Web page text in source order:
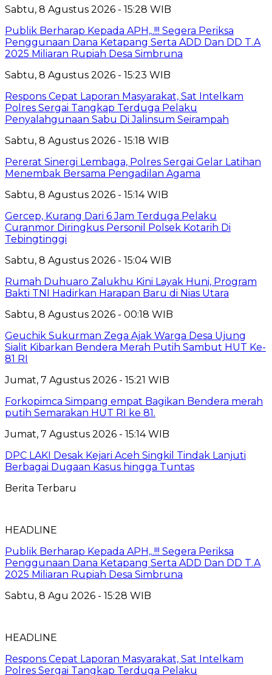
Sabtu, 8 Agustus 2026 - 15:28 WIB
Publik Berharap Kepada APH,..!!! Segera Periksa
Penggunaan Dana Ketapang Serta ADD Dan DD T.A
2025 Miliaran Rupiah Desa Simbruna
Sabtu, 8 Agustus 2026 - 15:23 WIB
Respons Cepat Laporan Masyarakat, Sat Intelkam
Polres Sergai Tangkap Terduga Pelaku
Penyalahgunaan Sabu Di Jalinsum Seirampah
Sabtu, 8 Agustus 2026 - 15:18 WIB
Pererat Sinergi Lembaga, Polres Sergai Gelar Latihan
Menembak Bersama Pengadilan Agama
Sabtu, 8 Agustus 2026 - 15:14 WIB
Gercep, Kurang Dari 6 Jam Terduga Pelaku
Curanmor Diringkus Personil Polsek Kotarih Di
Tebingtinggi
Sabtu, 8 Agustus 2026 - 15:04 WIB
Rumah Duhuaro Zalukhu Kini Layak Huni, Program
Bakti TNI Hadirkan Harapan Baru di Nias Utara
Sabtu, 8 Agustus 2026 - 00:18 WIB
Geuchik Sukurman Zega Ajak Warga Desa Ujung
Sialit Kibarkan Bendera Merah Putih Sambut HUT Ke-
81 RI
Jumat, 7 Agustus 2026 - 15:21 WIB
Forkopimca Simpang empat Bagikan Bendera merah
putih Semarakan HUT RI ke 81.
Jumat, 7 Agustus 2026 - 15:14 WIB
DPC LAKI Desak Kejari Aceh Singkil Tindak Lanjuti
Berbagai Dugaan Kasus hingga Tuntas
Berita Terbaru
HEADLINE
Publik Berharap Kepada APH,..!!! Segera Periksa
Penggunaan Dana Ketapang Serta ADD Dan DD T.A
2025 Miliaran Rupiah Desa Simbruna
Sabtu, 8 Agu 2026 - 15:28 WIB
HEADLINE
Respons Cepat Laporan Masyarakat, Sat Intelkam
Polres Sergai Tangkap Terduga Pelaku